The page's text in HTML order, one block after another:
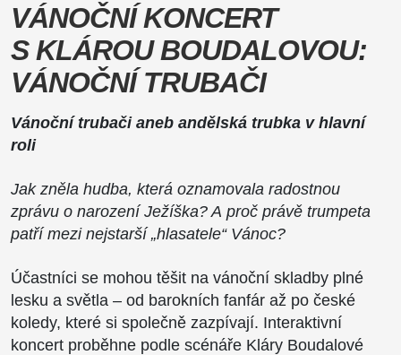
VÁNOČNÍ KONCERT
S KLÁROU BOUDALOVOU:
VÁNOČNÍ TRUBAČI
Vánoční trubači aneb andělská trubka v hlavní
roli
Jak zněla hudba, která oznamovala radostnou
zprávu o narození Ježíška? A proč právě trumpeta
patří mezi nejstarší „hlasatele“ Vánoc?
Účastníci se mohou těšit na vánoční skladby plné
lesku a světla – od barokních fanfár až po české
koledy, které si společně zazpívají. Interaktivní
koncert proběhne podle scénáře Kláry Boudalové